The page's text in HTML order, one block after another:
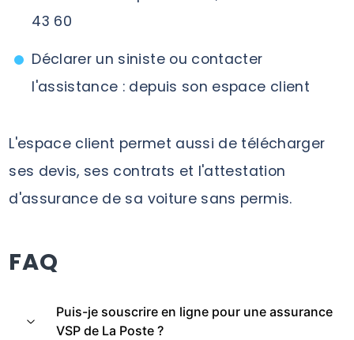
43 60
Déclarer un siniste ou contacter
l'assistance : depuis son espace client
L'espace client permet aussi de télécharger
ses devis, ses contrats et l'attestation
d'assurance de sa voiture sans permis.
FAQ
Puis-je souscrire en ligne pour une assurance
VSP de La Poste ?